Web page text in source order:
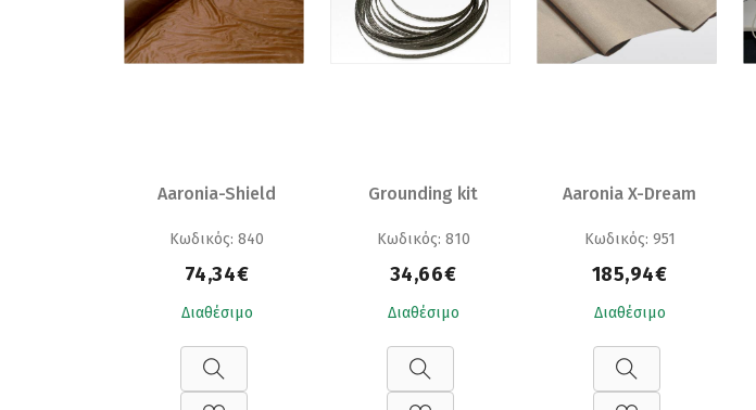
Aaronia-Shield
Κωδικός: 840
74,34€
Διαθέσιμο
Grounding kit
Κωδικός: 810
34,66€
Διαθέσιμο
Aaronia X-Dream
Κωδικός: 951
185,94€
Διαθέσιμο